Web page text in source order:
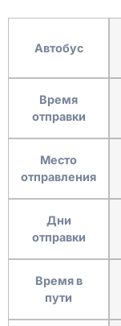
Автобус
Время
отправки
Место
отправления
Дни
отправки
Время в
пути